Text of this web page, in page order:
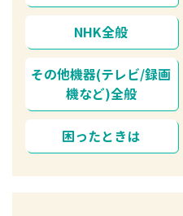
NHK全般
その他機器(テレビ/録画
機など)全般
困ったときは